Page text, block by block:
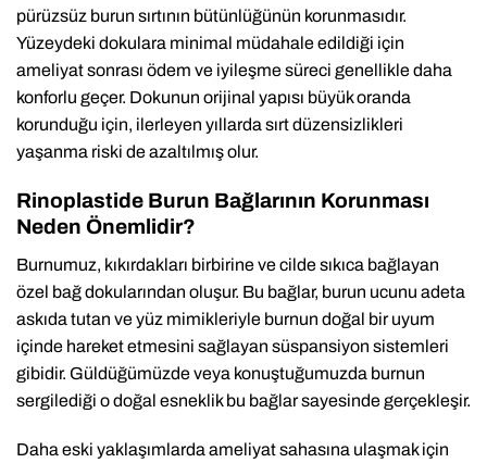
pürüzsüz burun sırtının bütünlüğünün korunmasıdır.
Yüzeydeki dokulara minimal müdahale edildiği için
ameliyat sonrası ödem ve iyileşme süreci genellikle daha
konforlu geçer. Dokunun orijinal yapısı büyük oranda
korunduğu için, ilerleyen yıllarda sırt düzensizlikleri
yaşanma riski de azaltılmış olur.
Rinoplastide Burun Bağlarının Korunması
Neden Önemlidir?
Burnumuz, kıkırdakları birbirine ve cilde sıkıca bağlayan
özel bağ dokularından oluşur. Bu bağlar, burun ucunu adeta
askıda tutan ve yüz mimikleriyle burnun doğal bir uyum
içinde hareket etmesini sağlayan süspansiyon sistemleri
gibidir. Güldüğümüzde veya konuştuğumuzda burnun
sergilediği o doğal esneklik bu bağlar sayesinde gerçekleşir.
Daha eski yaklaşımlarda ameliyat sahasına ulaşmak için